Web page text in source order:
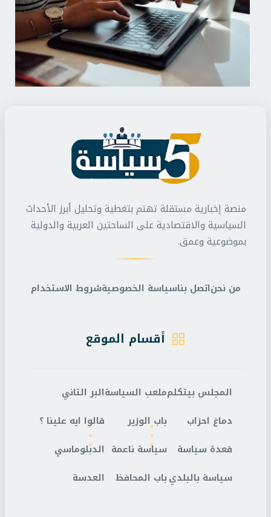
منصة إخبارية مستقلة تهتم بتغطية وتحليل أبرز الأحداث
السياسية والاقتصادية على الساحتين العربية والدولية
بموضوعية وعمق.
من نحناتصل بناسياسة الخصوصيةشروط الاستخدام
أقسام الموقع
المجلس بيتكلم
دماغ احزاب
قعدة سياسة
سياسة بالبلدي
ملعب السياسة
باب الوزير
سياسة ناعمة
باب المحافظ
البر التاني
قالوا ايه علينا ؟
الدبلوماسي
العدسة